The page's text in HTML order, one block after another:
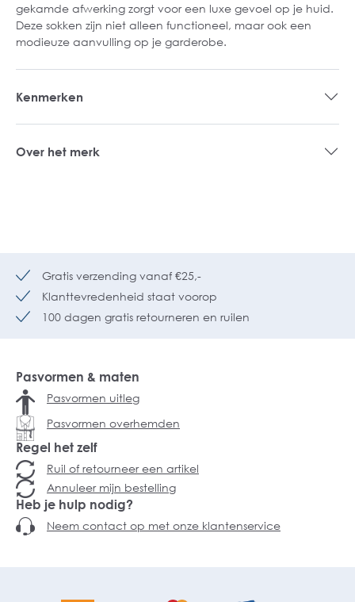
gekamde afwerking zorgt voor een luxe gevoel op je huid.
Deze sokken zijn niet alleen functioneel, maar ook een
modieuze aanvulling op je garderobe.
Kenmerken
Over het merk
Gratis verzending vanaf €25,-
Klanttevredenheid staat voorop
100 dagen gratis retourneren en ruilen
Pasvormen & maten
Pasvormen uitleg
Pasvormen overhemden
Regel het zelf
Ruil of retourneer een artikel
Annuleer mijn bestelling
Heb je hulp nodig?
Neem contact op met onze klantenservice